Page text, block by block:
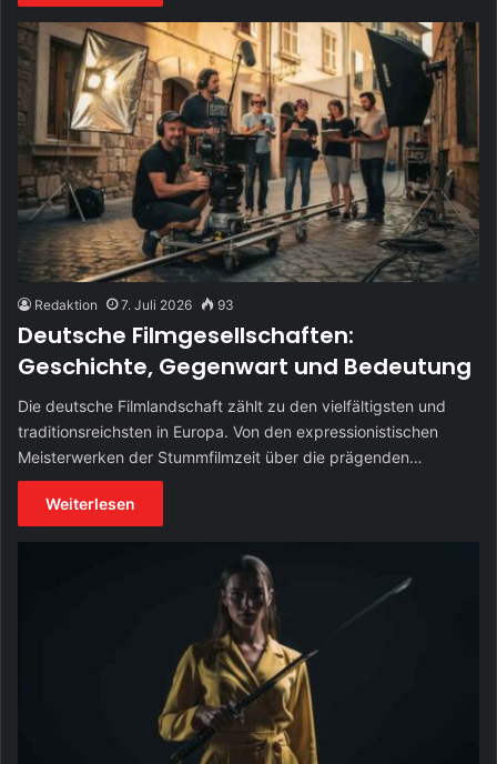
Redaktion 7. Juli 2026 93
Deutsche Filmgesellschaften:
Geschichte, Gegenwart und Bedeutung
Die deutsche Filmlandschaft zählt zu den vielfältigsten und
traditionsreichsten in Europa. Von den expressionistischen
Meisterwerken der Stummfilmzeit über die prägenden…
Weiterlesen